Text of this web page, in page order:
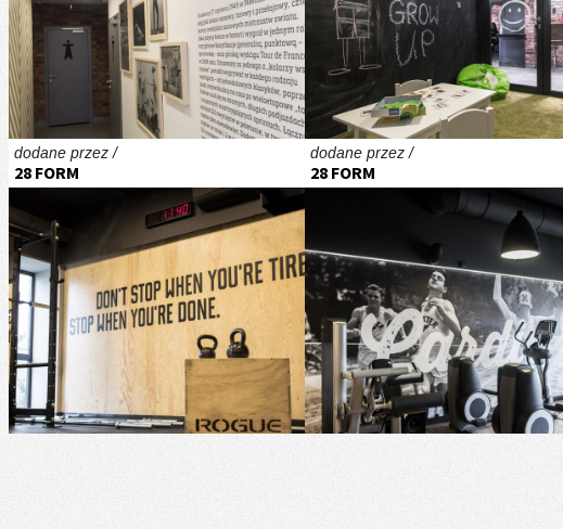
dodane przez /
28 FORM
dodane przez /
28 FORM